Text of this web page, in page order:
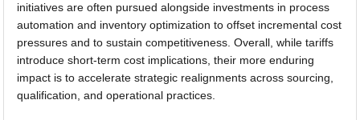
initiatives are often pursued alongside investments in process
automation and inventory optimization to offset incremental cost
pressures and to sustain competitiveness. Overall, while tariffs
introduce short-term cost implications, their more enduring
impact is to accelerate strategic realignments across sourcing,
qualification, and operational practices.